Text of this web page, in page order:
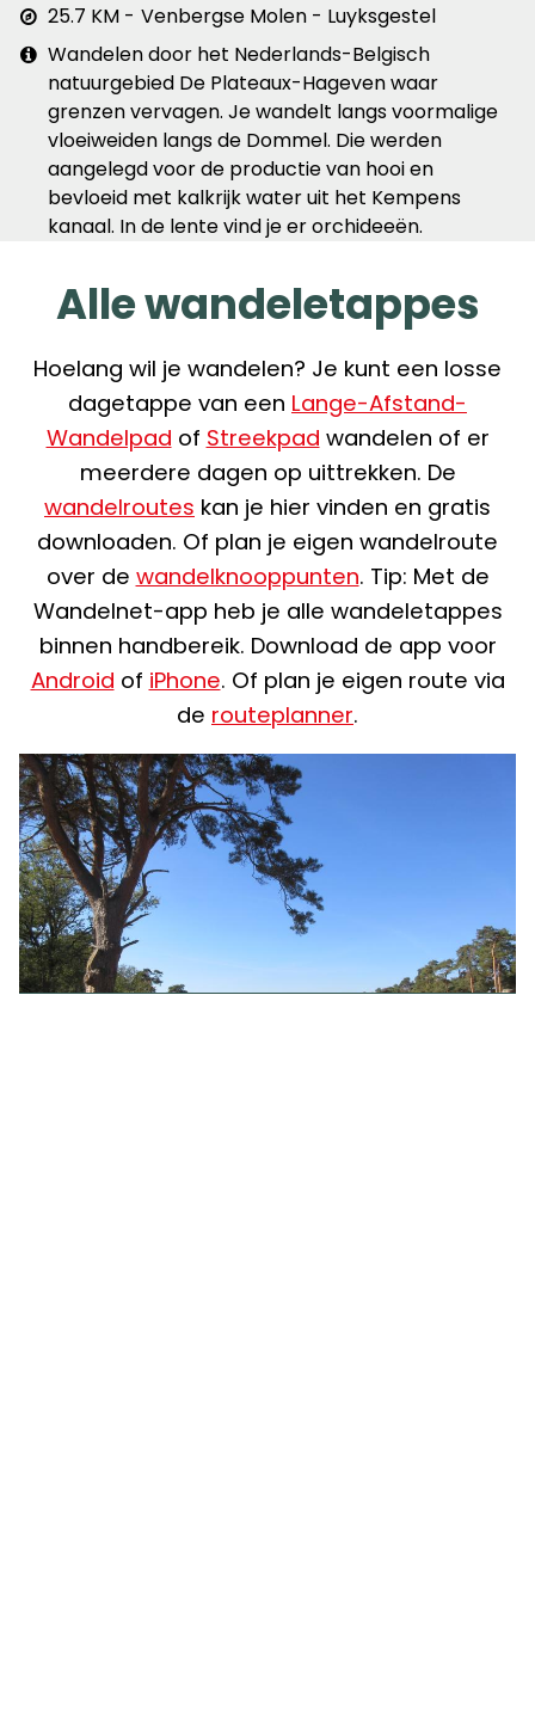
Afstand
&
plaats
25.7 KM
Venbergse Molen - Luyksgestel
Extra
info
Wandelen door het Nederlands-Belgisch
natuurgebied De Plateaux-Hageven waar
grenzen vervagen. Je wandelt langs voormalige
vloeiweiden langs de Dommel. Die werden
aangelegd voor de productie van hooi en
bevloeid met kalkrijk water uit het Kempens
kanaal. In de lente vind je er orchideeën.
Alle wandeletappes
Hoelang wil je wandelen? Je kunt een losse
dagetappe van een Lange-Afstand-
Wandelpad of Streekpad wandelen of er
meerdere dagen op uittrekken. De
wandelroutes kan je hier vinden en gratis
downloaden. Of plan je eigen wandelroute
over de wandelknooppunten. Tip: Met de
Wandelnet-app heb je alle wandeletappes
binnen handbereik. Download de app voor
Android of iPhone. Of plan je eigen route via
de routeplanner.